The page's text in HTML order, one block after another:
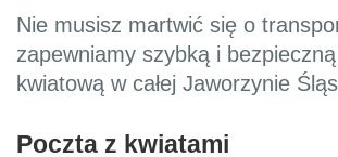
Nie musisz martwić się o
zapewniamy szybką i
kwiatową w całej Jaworzynie
Poczta z kwiatami